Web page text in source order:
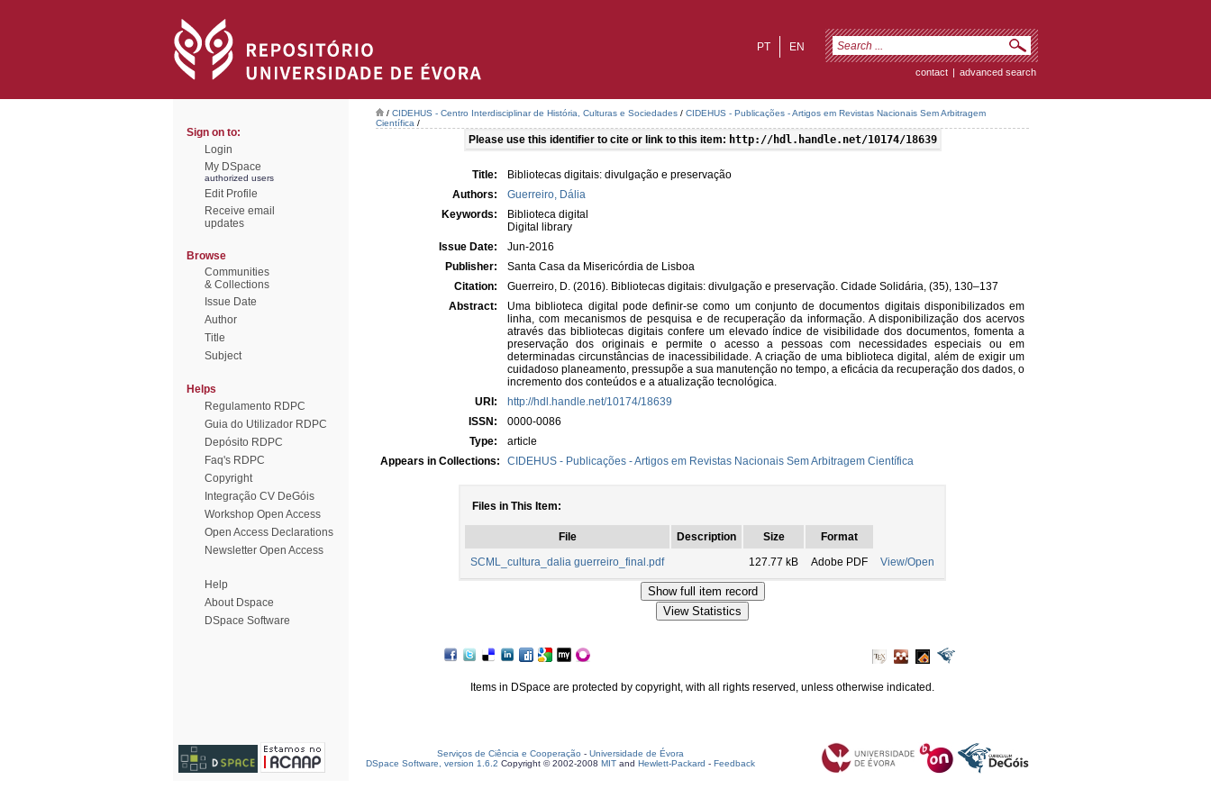
EN
PT
contact | advanced search
Sign on to:
Login
My DSpace
authorized users
Edit Profile
Receive email
updates
Browse
Communities
& Collections
Issue Date
Author
Title
Subject
Helps
Regulamento RDPC
Guia do Utilizador RDPC
Depósito RDPC
Faq's RDPC
Copyright
Integração CV DeGóis
Workshop Open Access
Open Access Declarations
Newsletter Open Access
Help
About Dspace
DSpace Software
/ CIDEHUS - Centro Interdisciplinar de História, Culturas e Sociedades / CIDEHUS - Publicações - Artigos em Revistas Nacionais Sem Arbitragem
Científica /
Please use this identifier to cite or link to this item: http://hdl.handle.net/10174/18639
Title:
Bibliotecas digitais: divulgação e preservação
Authors:
Guerreiro, Dália
Keywords:
Biblioteca digital
Digital library
Issue Date:
Jun-2016
Publisher:
Santa Casa da Misericórdia de Lisboa
Citation:
Guerreiro, D. (2016). Bibliotecas digitais: divulgação e preservação. Cidade Solidária, (35), 130–137
Abstract:
Uma biblioteca digital pode definir-se como um conjunto de documentos digitais disponibilizados em
linha, com mecanismos de pesquisa e de recuperação da informação. A disponibilização dos acervos
através das bibliotecas digitais confere um elevado índice de visibilidade dos documentos, fomenta a
preservação dos originais e permite o acesso a pessoas com necessidades especiais ou em
determinadas circunstâncias de inacessibilidade. A criação de uma biblioteca digital, além de exigir um
cuidadoso planeamento, pressupõe a sua manutenção no tempo, a eficácia da recuperação dos dados, o
incremento dos conteúdos e a atualização tecnológica.
URI:
http://hdl.handle.net/10174/18639
ISSN:
0000-0086
Type:
article
Appears in Collections:
CIDEHUS - Publicações - Artigos em Revistas Nacionais Sem Arbitragem Científica
Files in This Item:
File Description Size
Format
SCML_cultura_dalia guerreiro_final.pdf
127.77 kB Adobe PDF View/Open
Items in DSpace are protected by copyright, with all rights reserved, unless otherwise indicated.
Serviços de Ciência e Cooperação - Universidade de Évora
DSpace Software, version 1.6.2 Copyright © 2002-2008 MIT and Hewlett-Packard - Feedback